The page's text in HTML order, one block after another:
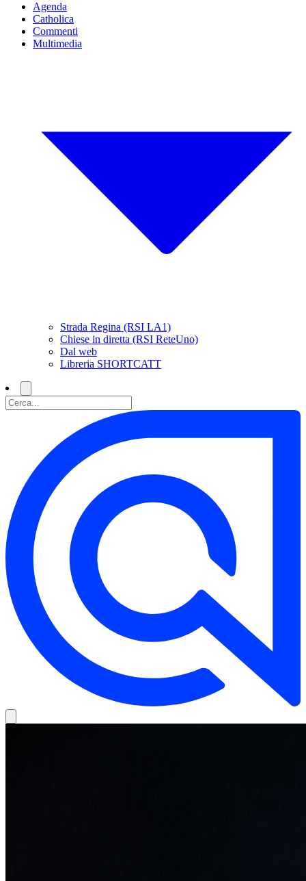
Agenda
Catholica
Commenti
Multimedia
Strada Regina (RSI LA1)
Chiese in diretta (RSI ReteUno)
Dal web
Libreria SHORTCATT